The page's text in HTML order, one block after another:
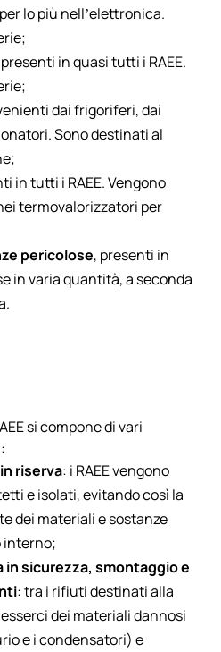
lo più nell’elettronica.
presenti in quasi tutti i RAEE.
dai frigoriferi, dai
Sono destinati al
in tutti i RAEE. Vengono
termovalorizzatori per
pericolose, presenti in
in varia quantità, a seconda
si compone di vari
riserva: i RAEE vengono
e isolati, evitando così la
dei materiali e sostanze
interno;
sicurezza, smontaggio e
: tra i rifiuti destinati alla
dei materiali dannosi
e i condensatori) e